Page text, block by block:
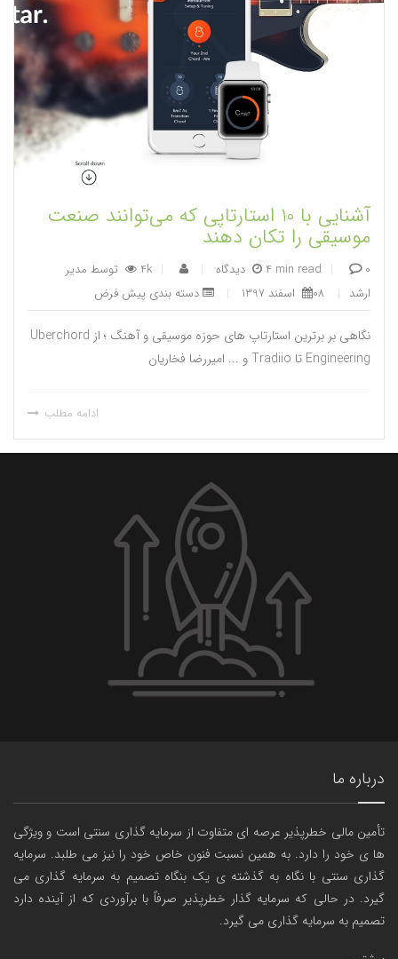
آشنایی با 10 استارتاپی که می‌توانند صنعت
موسیقی را تکان دهند
4 min read | 0 دیدگاه |
4k | توسط مدیر
ارشد | 08 اسفند 1397 | دسته بندی پیش فرض
نگاهی بر برترین استارتاپ های حوزه موسیقی و آهنگ ؛ از Uberchord
Engineering تا Tradiio و ... امیررضا فخاریان
ادامه مطلب
درباره ما
تأمین مالی خطرپذیر عرصه ای متفاوت از سرمایه گذاری سنتی است و ویژگی
ها ی خود را دارد. به همین نسبت فنون خاص خود را نیز می طلبد. سرمایه
گذاری سنتی با نگاه به گذشته ی یک بنگاه تصمیم به سرمایه گذاری می
گیرد. در حالی که سرمایه گذار خطرپذیر صرفاً با برآوردی که از آینده دارد
تصمیم به سرمایه گذاری می گیرد.